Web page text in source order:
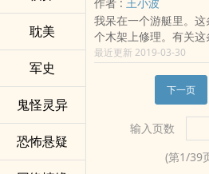
耽美
军史
鬼怪灵异
恐怖悬疑
汤时、饭后茶余说些笑
被自己所说的话和做
常的生活，他们齐心
过的事进行修补。
我呆在一个游艇里。
个木架上修理。有关
层压板做成的，因为船
片披挂下来。这让我
小时候到胡同口的肉
桦木膜里递给我；另
听大课，椅子上的书
船是层压板做的，我
着它出海。这条船实
不过来，驾着它出海
最近更新 2019-03-30
下一页
输入页数
(第1/39